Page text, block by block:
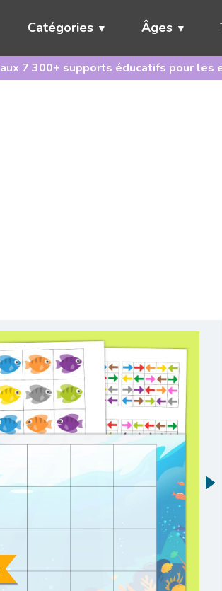
Catégories Âges
aux 7 300+ supports éducatifs pour les